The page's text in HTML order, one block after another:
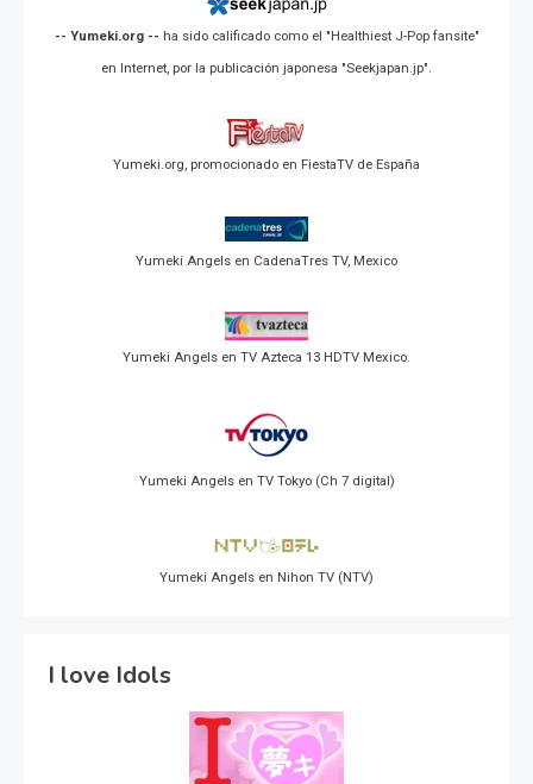
-- Yumeki.org -- ha sido calificado como el "Healthiest J-Pop fansite"
en Internet, por la publicación japonesa "Seekjapan.jp".
Yumeki.org, promocionado en FiestaTV de España
Yumeki Angels en CadenaTres TV, Mexico
Yumeki Angels en TV Azteca 13 HDTV Mexico.
Yumeki Angels en TV Tokyo (Ch 7 digital)
Yumeki Angels en Nihon TV (NTV)
I love Idols